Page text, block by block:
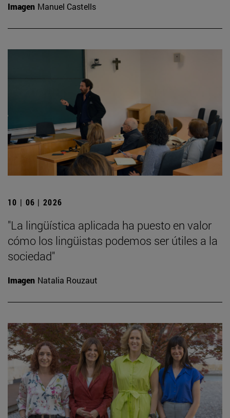
Imagen Manuel Castells
10 | 06 | 2026
"La lingüística aplicada ha puesto en valor
cómo los lingüistas podemos ser útiles a la
sociedad"
Imagen Natalia Rouzaut